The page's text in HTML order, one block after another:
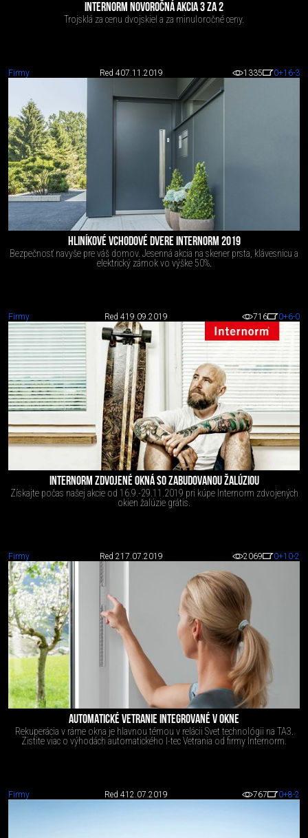
INTERNORM NOVOROČNÁ AKCIA 3 ZA 2
Trojsklá za cenu dvojskiel a za minuloročné ceny.
Firmy Red 407.11.2019 1335 0+16-3
HLINÍKOVÉ VCHODOVÉ DVERE INTERNORM 2019
Bezpečnosť navyše pre váš domov. Jesenná akcia na skener prsta, klávesnicu a
elektrický zámok vo výške 50%.
Firmy Red 419.09.2019 716 0+6-0
INTERNORM ZDVOJENÉ OKNÁ SO ZABUDOVANOU ŽALÚZIOU
Získajte počas našej akcie od 16.9.-29.11.2019 pri kúpe Internorm zdvojených
okien žalúzie grátis.
Firmy Red 217.07.2019 2069 0+10-2
AUTOMATICKÉ VETRANIE INTEGROVANÉ V OKNE
Rekuperácia v ráme okna je hlavnou témou v relácii Svet technológii na TA3.
Zistite viac o výhodách automatického I-tec Vetrania od firmy Internorm.
Firmy Red 412.07.2019 767 0+8-2